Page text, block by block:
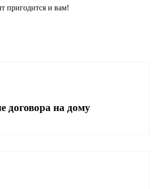
пригодится и вам!
договора на дому